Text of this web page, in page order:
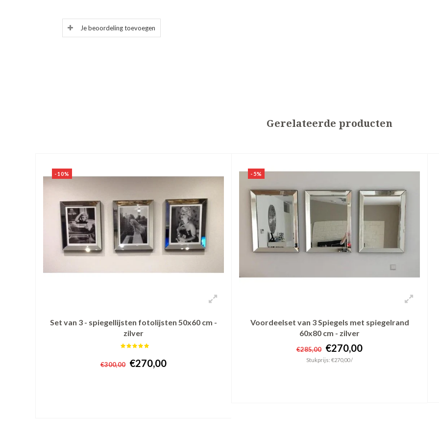
Je beoordeling toevoegen
Gerelateerde producten
-10%
Set van 3 - spiegellijsten fotolijsten 50x60 cm -
zilver
€300,00 €270,00
-5%
Voordeelset van 3 Spiegels met spiegelrand
60x80 cm - zilver
€285,00 €270,00
Stukprijs: €270,00 /